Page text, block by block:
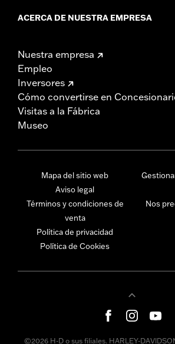
ACERCA DE NUESTRA EMPRESA
Nuestra empresa
Empleo
Inversores
Cómo convertirse en
Visitas a la Fábrica
Museo
Mapa del sitio web
Aviso legal
Términos y condiciones de
venta
Política de privacidad
Política de Cookies
Nos
©2026 H-D o sus filiales. HARLEY-